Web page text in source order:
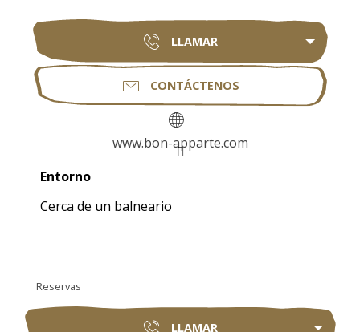
LLAMAR
CONTÁCTENOS
www.bon-apparte.com
Entorno
Entorno
Cerca de un balneario
Reservas
LLAMAR